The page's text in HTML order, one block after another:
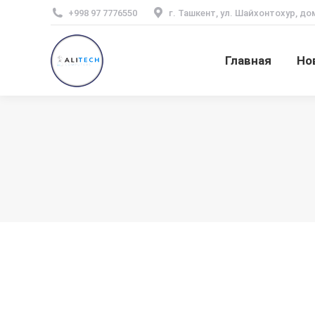
+998 97 7776550 г. Ташкент, ул. Шайхонтохур,
Главная